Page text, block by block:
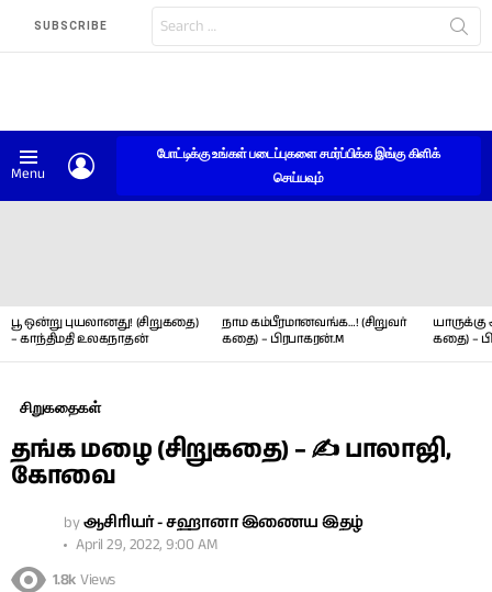
SUBSCRIBE
for:
Menu
போட்டிக்கு உங்கள் படைப்புகளை சமர்ப்பிக்க இங்கு கிளிக்
செய்யவும்
பூ ஒன்று புயலானது! (சிறுகதை)
– காந்திமதி உலகநாதன்
நாம கம்பீரமானவங்க…! (சிறுவர்
கதை) – பிரபாகரன்.M
யாருக்கு
கதை) –
சிறுகதைகள்
தங்க மழை (சிறுகதை) – ✍ பாலாஜி,
கோவை
byஆசிரியர் - சஹானா இணைய இதழ்
April 29, 2022, 9:00 AM
1.8k Views